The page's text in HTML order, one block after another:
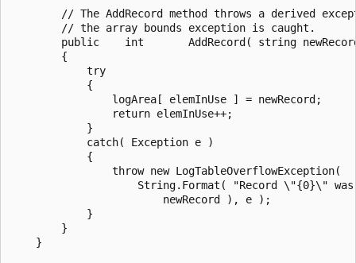
// The AddRecord method throws a derived
        // the array bounds exception is caught.
public    int       AddRecord( string
        {
            try
            {
                logArea[ elemInUse ] = newRecord;
                return elemInUse++;
            }
            catch( Exception e )
            {
                throw new LogTableOverflowException(
String.Format( "Record \"{0}\"
                        newRecord ), e );
            }
        }
    }